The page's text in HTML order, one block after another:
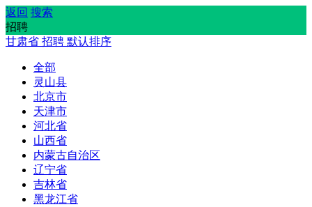
返回 搜索
招聘
甘肃省 招聘 默认排序
全部
灵山县
北京市
天津市
河北省
山西省
内蒙古自治区
辽宁省
吉林省
黑龙江省